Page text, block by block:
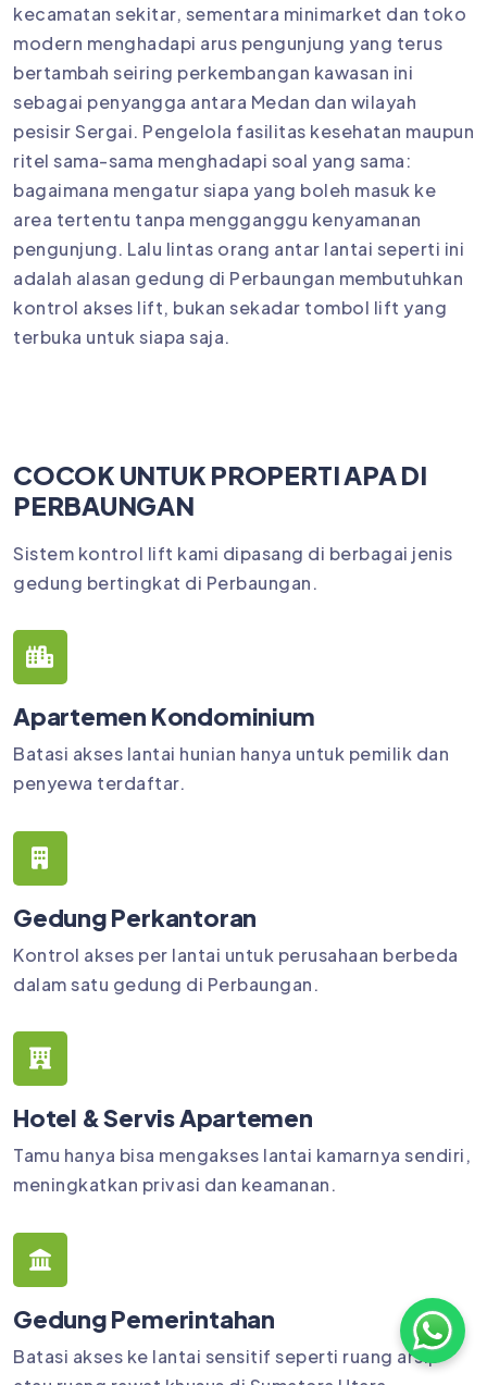
kecamatan sekitar, sementara minimarket dan toko
modern menghadapi arus pengunjung yang terus
bertambah seiring perkembangan kawasan ini
sebagai penyangga antara Medan dan wilayah
pesisir Sergai. Pengelola fasilitas kesehatan maupun
ritel sama-sama menghadapi soal yang sama:
bagaimana mengatur siapa yang boleh masuk ke
area tertentu tanpa mengganggu kenyamanan
pengunjung. Lalu lintas orang antar lantai seperti ini
adalah alasan gedung di Perbaungan membutuhkan
kontrol akses lift, bukan sekadar tombol lift yang
terbuka untuk siapa saja.
COCOK UNTUK PROPERTI APA DI
PERBAUNGAN
Sistem kontrol lift kami dipasang di berbagai jenis
gedung bertingkat di Perbaungan.
Apartemen Kondominium
Batasi akses lantai hunian hanya untuk pemilik dan
penyewa terdaftar.
Gedung Perkantoran
Kontrol akses per lantai untuk perusahaan berbeda
dalam satu gedung di Perbaungan.
Hotel & Servis Apartemen
Tamu hanya bisa mengakses lantai kamarnya sendiri,
meningkatkan privasi dan keamanan.
Gedung Pemerintahan
Batasi akses ke lantai sensitif seperti ruang arsip